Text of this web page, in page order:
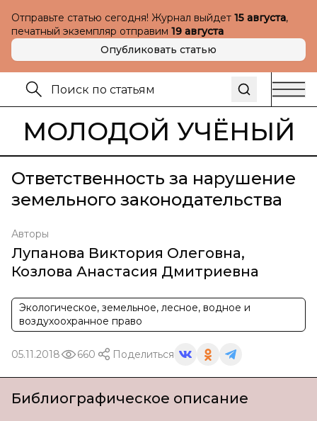
Отправьте статью сегодня! Журнал выйдет 15 августа,
печатный экземпляр отправим 19 августа
Опубликовать статью
МОЛОДОЙ УЧЁНЫЙ
Ответственность за нарушение
земельного законодательства
Авторы
Лупанова Виктория Олеговна,
Козлова Анастасия Дмитриевна
Экологическое, земельное, лесное, водное и
воздухоохранное право
05.11.2018 660 Поделиться
Библиографическое описание